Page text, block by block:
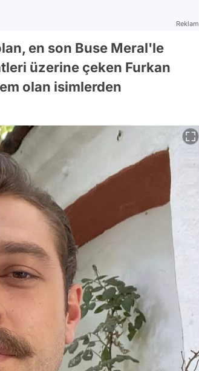
Reklam
en son Buse Meral'le
üzerine çeken Furkan
olan isimlerden